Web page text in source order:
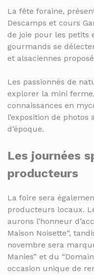
LES BIÈRES ET
La fête foraine,
Descamps et cours
de joie pour les petits
gourmands se
et alsaciennes
Les passionnés de
explorer la mini
connaissances en
l’exposition de
d’époque.
Les journées
producteurs
La foire sera
producteurs locaux.
aurons l’honneur
Maison Noisette“,
novembre sera
Manies” et du “
occasion unique de